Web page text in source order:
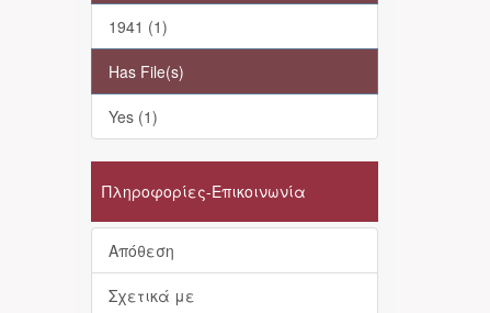
1941 (1)
Has File(s)
Yes (1)
Πληροφορίες-Επικοινωνία
Απόθεση
Σχετικά με